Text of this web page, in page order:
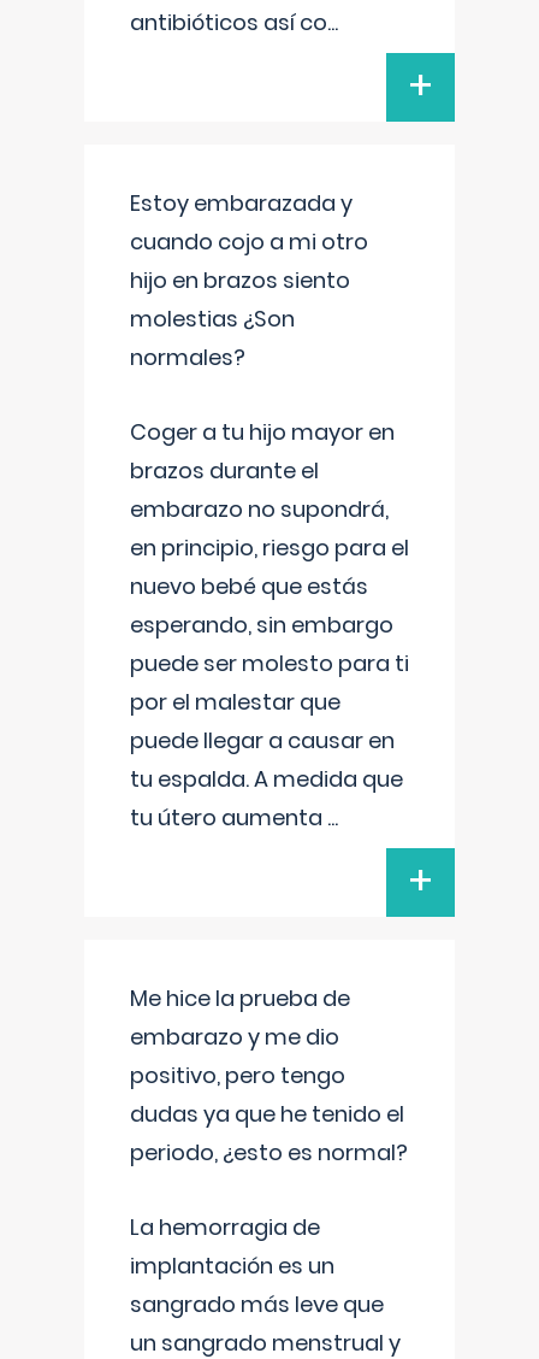
antibióticos así co...
+
Estoy embarazada y
cuando cojo a mi otro
hijo en brazos siento
molestias ¿Son
normales?
Coger a tu hijo mayor en
brazos durante el
embarazo no supondrá,
en principio, riesgo para el
nuevo bebé que estás
esperando, sin embargo
puede ser molesto para ti
por el malestar que
puede llegar a causar en
tu espalda. A medida que
tu útero aumenta ...
+
Me hice la prueba de
embarazo y me dio
positivo, pero tengo
dudas ya que he tenido el
periodo, ¿esto es normal?
La hemorragia de
implantación es un
sangrado más leve que
un sangrado menstrual y